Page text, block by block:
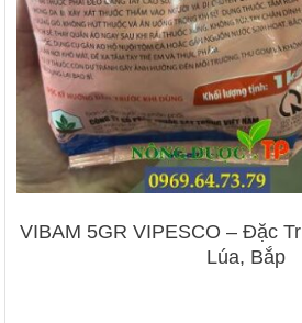
VIBAM 5GR VIPESCO – Đặc
Lúa, Bắp